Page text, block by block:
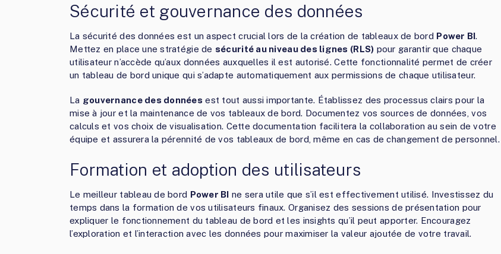
Sécurité et gouvernance des données
La sécurité des données est un aspect crucial lors de la création de tableaux de bord Power BI.
Mettez en place une stratégie de sécurité au niveau des lignes (RLS) pour garantir que chaque
utilisateur n’accède qu’aux données auxquelles il est autorisé. Cette fonctionnalité permet de créer
un tableau de bord unique qui s’adapte automatiquement aux permissions de chaque utilisateur.
La gouvernance des données est tout aussi importante. Établissez des processus clairs pour la
mise à jour et la maintenance de vos tableaux de bord. Documentez vos sources de données, vos
calculs et vos choix de visualisation. Cette documentation facilitera la collaboration au sein de votre
équipe et assurera la pérennité de vos tableaux de bord, même en cas de changement de personnel.
Formation et adoption des utilisateurs
Le meilleur tableau de bord Power BI ne sera utile que s’il est effectivement utilisé. Investissez du
temps dans la formation de vos utilisateurs finaux. Organisez des sessions de présentation pour
expliquer le fonctionnement du tableau de bord et les insights qu’il peut apporter. Encouragez
l’exploration et l’interaction avec les données pour maximiser la valeur ajoutée de votre travail.